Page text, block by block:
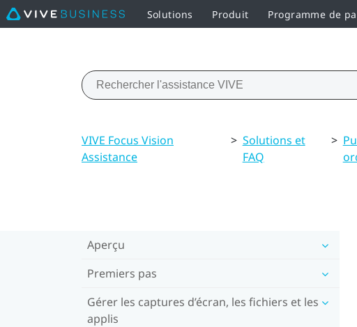
Solutions Produit Programme de
VIVE Focus Vision
Assistance
> Solutions et
FAQ
>
Aperçu
Premiers pas
Gérer les captures d’écran, les fichiers et les
applis